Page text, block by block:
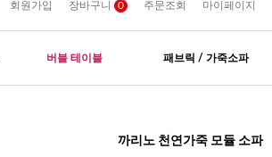
회원가입 장바구니 0 주문조회 마이페이지
버블 테이블 패브릭 / 가죽소파
까리노 천연가죽 모듈 소파